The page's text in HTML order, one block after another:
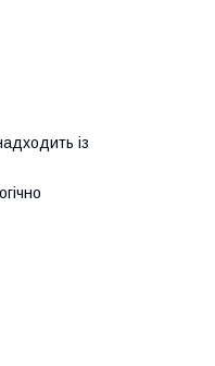
із